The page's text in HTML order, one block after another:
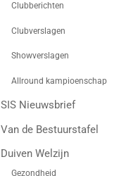
Clubberichten
Clubverslagen
Showverslagen
Allround kampioenschap
SIS Nieuwsbrief
Van de Bestuurstafel
Duiven Welzijn
Gezondheid